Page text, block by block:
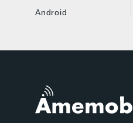
Android